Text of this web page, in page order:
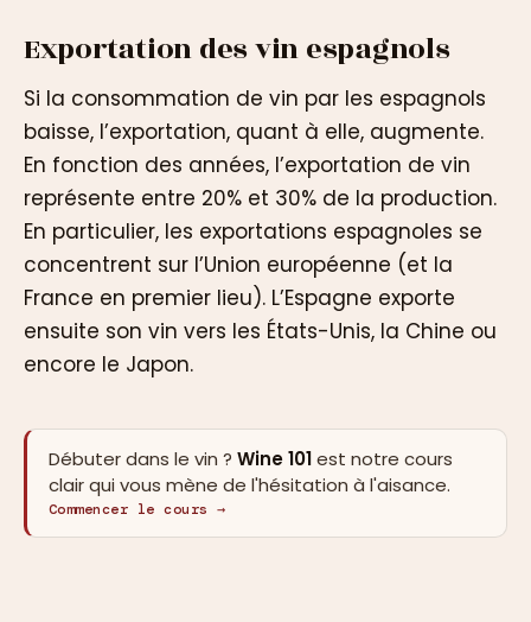
Exportation des vin espagnols
Si la consommation de vin par les espagnols
baisse, l’exportation, quant à elle, augmente.
En fonction des années, l’exportation de vin
représente entre 20% et 30% de la production.
En particulier, les exportations espagnoles se
concentrent sur l’Union européenne (et la
France en premier lieu). L’Espagne exporte
ensuite son vin vers les États-Unis, la Chine ou
encore le Japon.
Débuter dans le vin ? Wine 101est notre cours
clair qui vous mène de l'hésitation à l'aisance.
Commencer le cours →